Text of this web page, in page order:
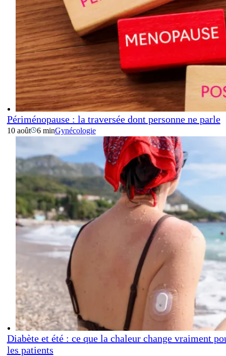
Périménopause : la traversée dont personne ne parle
10 août 6 minGynécologie
Diabète et été : ce que la chaleur change vraiment
les patients